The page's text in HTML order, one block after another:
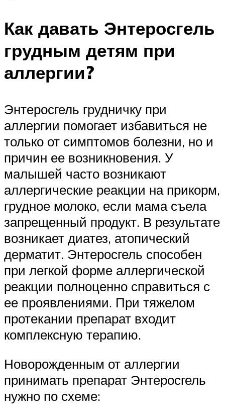
Как давать Энтеросгель
грудным детям при
аллергии?
Энтеросгель грудничку при
аллергии помогает избавиться не
только от симптомов болезни, но и
причин ее возникновения. У
малышей часто возникают
аллергические реакции на прикорм,
грудное молоко, если мама съела
запрещенный продукт. В результате
возникает диатез, атопический
дерматит. Энтеросгель способен
при легкой форме аллергической
реакции полноценно справиться с
ее проявлениями. При тяжелом
протекании препарат входит
комплексную терапию.
Новорожденным от аллергии
принимать препарат Энтеросгель
нужно по схеме: